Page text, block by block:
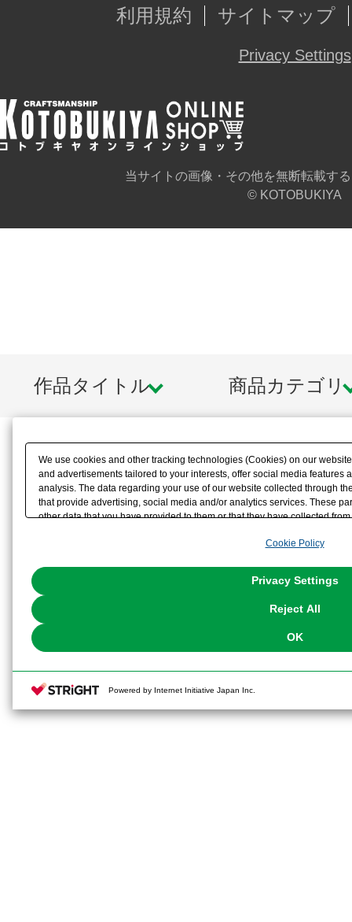
利用規約
サイトマップ
Privacy Settings
当サイトの画像・その他を無断転載す
© KOTOBUKIYA
作品タイトル 商品カテゴリ
We use cookies and other tracking technologies (Cookies) on our
and advertisements tailored to your interests, offer social media features
analysis. The data regarding your use of our website collected through
that provide advertising, social media and/or analytics services. These
other data that you have provided to them or that they have collected
the use of all Cookies except for Strictly Necessary Cookies, please
You can change your consent or rejection settings at any time via
Cookie Policy
Privacy Settings
Reject All
OK
Powered by Internet Initiative Japan Inc.